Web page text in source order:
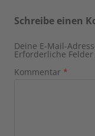
Schreibe einen
Deine E-Mail-
Erforderliche
Kommentar *